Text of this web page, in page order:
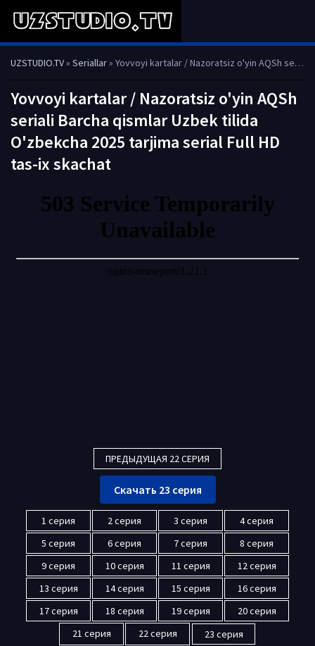
UZSTUDIO.TV» Seriallar» Yovvoyi kartalar / Nazoratsiz o'yin AQSh seriali Barcha qismlar Uzbek tilida O'zbekcha 2025 tarjima serial Full HD tas-ix skachat
Yovvoyi kartalar / Nazoratsiz o'yin AQSh
seriali Barcha qismlar Uzbek tilida
O'zbekcha 2025 tarjima serial Full HD
tas-ix skachat
ПРЕДЫДУЩАЯ 22 СЕРИЯ
Скачать 23 серия
1 серия 2 серия 3 серия
4 серия
5 серия
6 серия 7 серия
8 серия
9 серия
10 серия 11 серия
12 серия
13 серия
14 серия 15 серия
16 серия
17 серия
18 серия 19 серия
20 серия
21 серия
22 серия 23 серия